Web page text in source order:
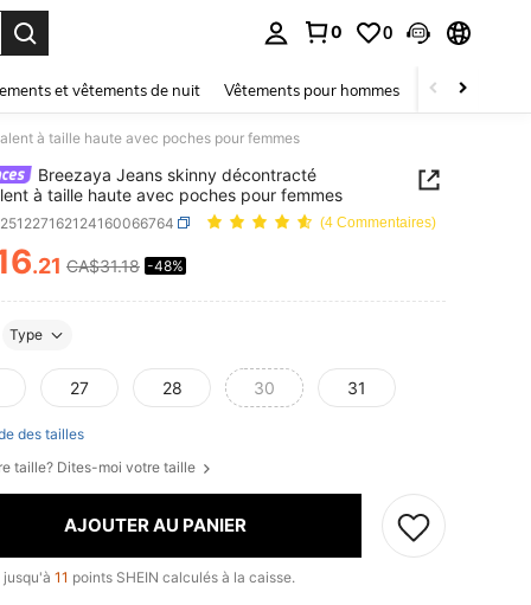
0 0
et vêtements de nuit Vêtements pour hommes Enfants
à taille haute avec poches pour femmes
Breezaya Jeans skinny décontracté
à taille haute avec poches pour femmes
(4 Commentaires)
AND AVAILABILITY
.21 CA$31.18 -48%
Type
27 28 30 31
des tailles
taille? Dites-moi votre taille
AJOUTER AU PANIER
jusqu'à 11 points SHEIN calculés à la caisse.